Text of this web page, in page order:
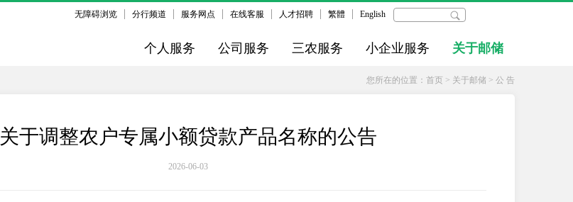
无障碍浏览 分行频道 服务网点 在线客服 人才招聘 繁體 English
个人服务 公司服务 三农服务 小企业服务 关于邮储
您所在的位置： 首页 > 关于邮储 > 公 告
关于调整农户专属小额贷款产品名称的公告
2026-06-03